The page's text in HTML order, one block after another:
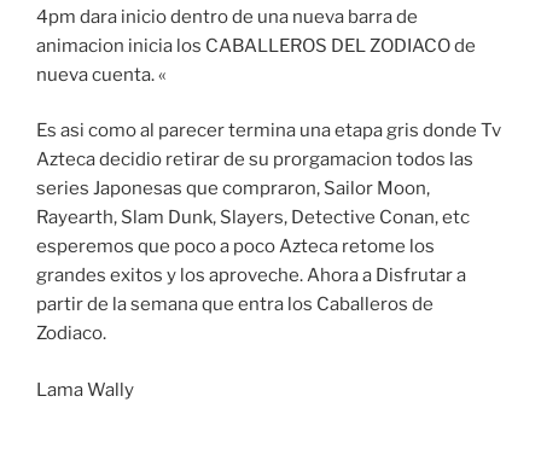
4pm dara inicio dentro de una nueva barra de
animacion inicia los CABALLEROS DEL ZODIACO de
nueva cuenta. «
Es asi como al parecer termina una etapa gris donde Tv
Azteca decidio retirar de su prorgamacion todos las
series Japonesas que compraron, Sailor Moon,
Rayearth, Slam Dunk, Slayers, Detective Conan, etc
esperemos que poco a poco Azteca retome los
grandes exitos y los aproveche. Ahora a Disfrutar a
partir de la semana que entra los Caballeros de
Zodiaco.
Lama Wally